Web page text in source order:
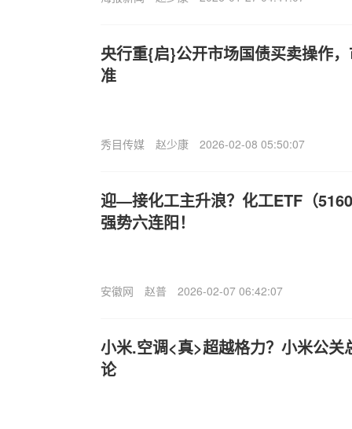
央行重{启}公开市场国债买卖操作
准
秀目传媒 赵少康 2026-02-08 05:50:07
迎—接化工主升浪？化工ETF（
强势六连阳！
安徽网 赵普 2026-02-07 06:42:07
小米.空调<真>超越格力？小米公关
论